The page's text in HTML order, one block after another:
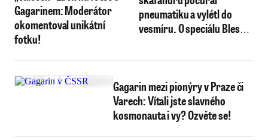
Gagarinem: Moderátor
okomentoval unikátní
fotku!
pneumatiku a vylétl do
vesmíru. O speciálu Blesku,
Gagarin mezi pionýry v Praze či
Varech: Vítali jste slavného
kosmonauta i vy? Ozvěte se!